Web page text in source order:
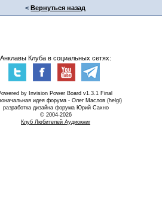
<Вернуться назад
Анклавы Клуба в социальных сетях:
by Invision Power Board v1.3.1 Final
идея форума - Олег Маслов (helgi)
разработка дизайна форума Юрий Сахно
© 2004-2026
Клуб Любителей Аудиокниг